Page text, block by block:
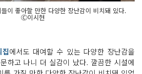
이 좋아할 만한 다양한 장난감이 비치돼 있다.
Ⓒ이시현
에서도 대여할 수 있는 다양한 장난감을
하고 나니 더 실감이 났다. 깔끔한 시설에